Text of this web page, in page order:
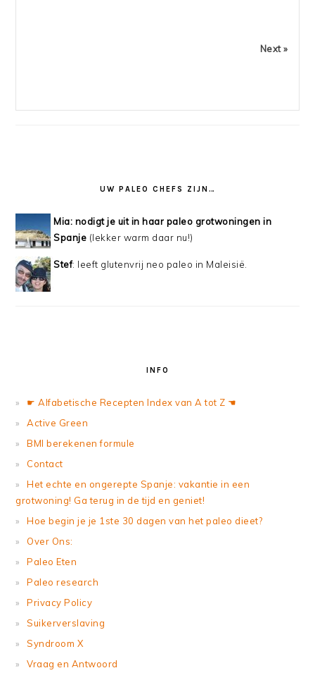
Next »
UW PALEO CHEFS ZIJN…
Mia: nodigt je uit in haar paleo grotwoningen in
Spanje (lekker warm daar nu!)
Stef: leeft glutenvrij neo paleo in Maleisië.
INFO
☛ Alfabetische Recepten Index van A tot Z ☚
Active Green
BMI berekenen formule
Contact
Het echte en ongerepte Spanje: vakantie in een
grotwoning! Ga terug in de tijd en geniet!
Hoe begin je je 1ste 30 dagen van het paleo dieet?
Over Ons:
Paleo Eten
Paleo research
Privacy Policy
Suikerverslaving
Syndroom X
Vraag en Antwoord